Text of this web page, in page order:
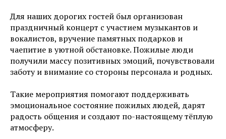
Для наших дорогих гостей был организован
праздничный концерт с участием музыкантов и
вокалистов, вручение памятных подарков и
чаепитие в уютной обстановке. Пожилые люди
получили массу позитивных эмоций, почувствовали
заботу и внимание со стороны персонала и родных.
Такие мероприятия помогают поддерживать
эмоциональное состояние пожилых людей, дарят
радость общения и создают по-настоящему тёплую
атмосферу.